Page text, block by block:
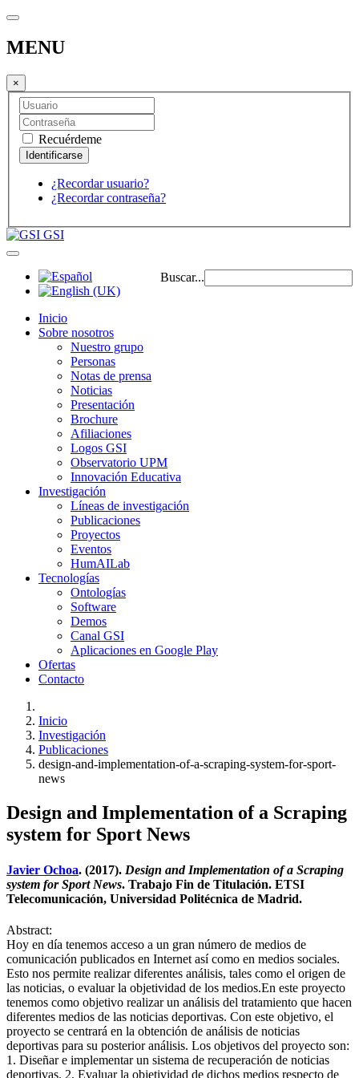
MENU
×
Recuérdeme
¿Recordar usuario?
¿Recordar contraseña?
GSI
Buscar...
Inicio
Sobre nosotros
Nuestro grupo
Personas
Notas de prensa
Noticias
Presentación
Brochure
Afiliaciones
Logos GSI
Observatorio UPM
Innovación Educativa
Investigación
Líneas de investigación
Publicaciones
Proyectos
Eventos
HumAILab
Tecnologías
Ontologías
Software
Demos
Canal GSI
Aplicaciones en Google Play
Ofertas
Contacto
Inicio
Investigación
Publicaciones
design-and-implementation-of-a-scraping-system-for-sport-
news
Design and Implementation of a Scraping
system for Sport News
Javier Ochoa. (2017). Design and Implementation of a Scraping
system for Sport News. Trabajo Fin de Titulación. ETSI
Telecomunicación, Universidad Politécnica de Madrid.
Abstract:
Hoy en día tenemos acceso a un gran número de medios de
comunicación publicados en Internet así como en medios sociales.
Esto nos permite realizar diferentes análisis, tales como el origen de
las noticias, o evaluar la objetividad de los medios.En este proyecto
tenemos como objetivo realizar un análisis del tratamiento que hacen
diferentes medios de las noticias deportivas. Con este objetivo, el
proyecto se centrará en la obtención de análisis de noticias
deportivas para su posterior análisis. Los objetivos del proyecto son:
1. Diseñar e implementar un sistema de recuperación de noticias
deportivas. 2. Evaluar la objetividad de dichos medios respecto de